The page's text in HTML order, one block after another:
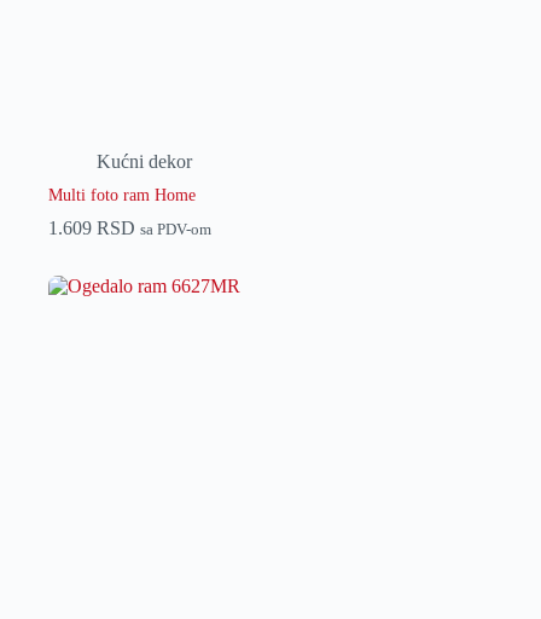
Kućni dekor
Multi foto ram Home
1.609 RSD sa PDV-om